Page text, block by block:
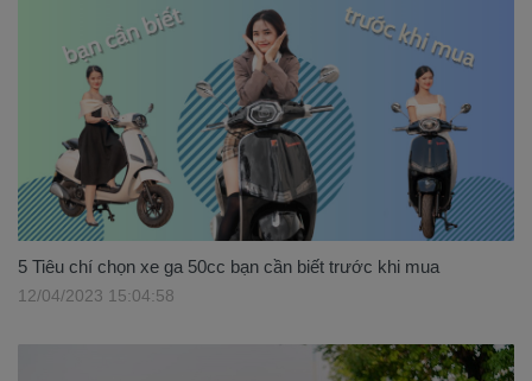
5 Tiêu chí chọn xe ga 50cc bạn cần biết trước khi mua
12/04/2023 15:04:58